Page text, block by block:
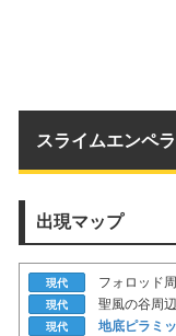
スライムエンペ
出現マップ
現代 フォロッド
現代 聖風の谷周
現代 地底ピラミ